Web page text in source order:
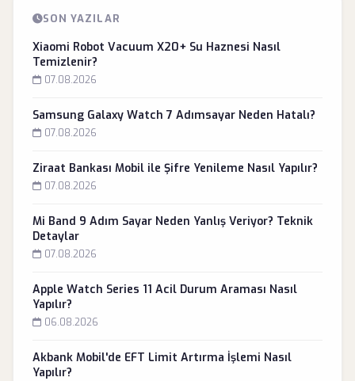
SON YAZILAR
Xiaomi Robot Vacuum X20+ Su Haznesi Nasıl
Temizlenir?
07.08.2026
Samsung Galaxy Watch 7 Adımsayar Neden Hatalı?
07.08.2026
Ziraat Bankası Mobil ile Şifre Yenileme Nasıl Yapılır?
07.08.2026
Mi Band 9 Adım Sayar Neden Yanlış Veriyor? Teknik
Detaylar
07.08.2026
Apple Watch Series 11 Acil Durum Araması Nasıl
Yapılır?
06.08.2026
Akbank Mobil'de EFT Limit Artırma İşlemi Nasıl
Yapılır?